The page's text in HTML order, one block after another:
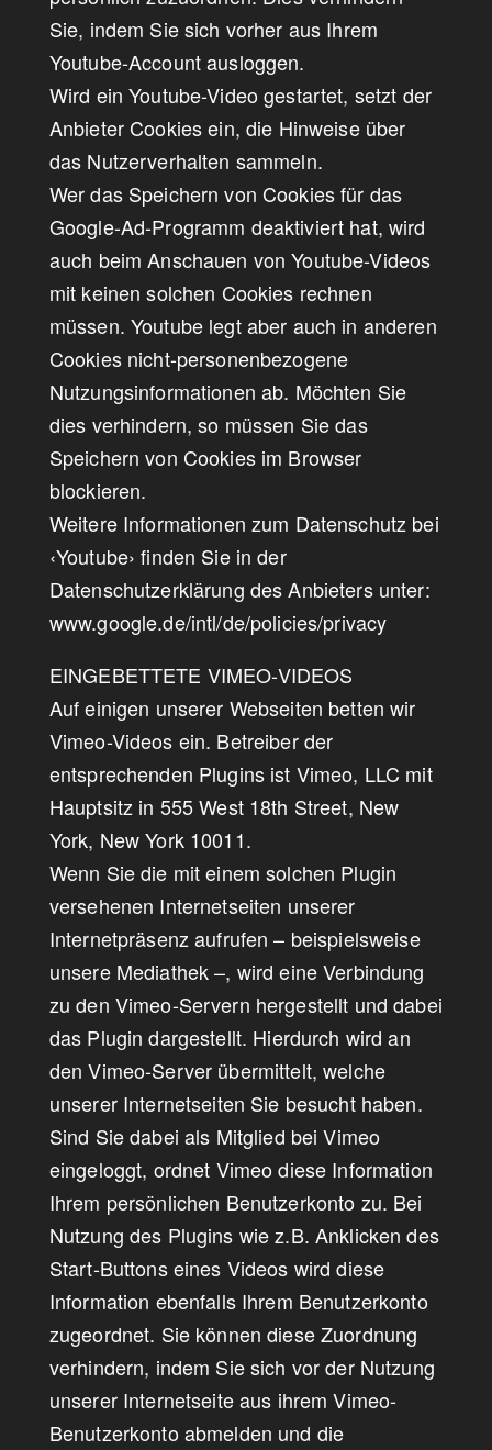
Sie, indem Sie sich vorher aus Ihrem
Youtube-Account ausloggen.
Wird ein Youtube-Video gestartet, setzt der
Anbieter Cookies ein, die Hinweise über
das Nutzerverhalten sammeln.
Wer das Speichern von Cookies für das
Google-Ad-Programm deaktiviert hat, wird
auch beim Anschauen von Youtube-Videos
mit keinen solchen Cookies rechnen
müssen. Youtube legt aber auch in anderen
Cookies nicht-personenbezogene
Nutzungsinformationen ab. Möchten Sie
dies verhindern, so müssen Sie das
Speichern von Cookies im Browser
blockieren.
Weitere Informationen zum Datenschutz bei
‹Youtube› finden Sie in der
Datenschutzerklärung des Anbieters unter:
www.google.de/intl/de/policies/privacy
EINGEBETTETE VIMEO-VIDEOS
Auf einigen unserer Webseiten betten wir
Vimeo-Videos ein. Betreiber der
entsprechenden Plugins ist Vimeo, LLC mit
Hauptsitz in 555 West 18th Street, New
York, New York 10011.
Wenn Sie die mit einem solchen Plugin
versehenen Internetseiten unserer
Internetpräsenz aufrufen – beispielsweise
unsere Mediathek –, wird eine Verbindung
zu den Vimeo-Servern hergestellt und dabei
das Plugin dargestellt. Hierdurch wird an
den Vimeo-Server übermittelt, welche
unserer Internetseiten Sie besucht haben.
Sind Sie dabei als Mitglied bei Vimeo
eingeloggt, ordnet Vimeo diese Information
Ihrem persönlichen Benutzerkonto zu. Bei
Nutzung des Plugins wie z.B. Anklicken des
Start-Buttons eines Videos wird diese
Information ebenfalls Ihrem Benutzerkonto
zugeordnet. Sie können diese Zuordnung
verhindern, indem Sie sich vor der Nutzung
unserer Internetseite aus ihrem Vimeo-
Benutzerkonto abmelden und die